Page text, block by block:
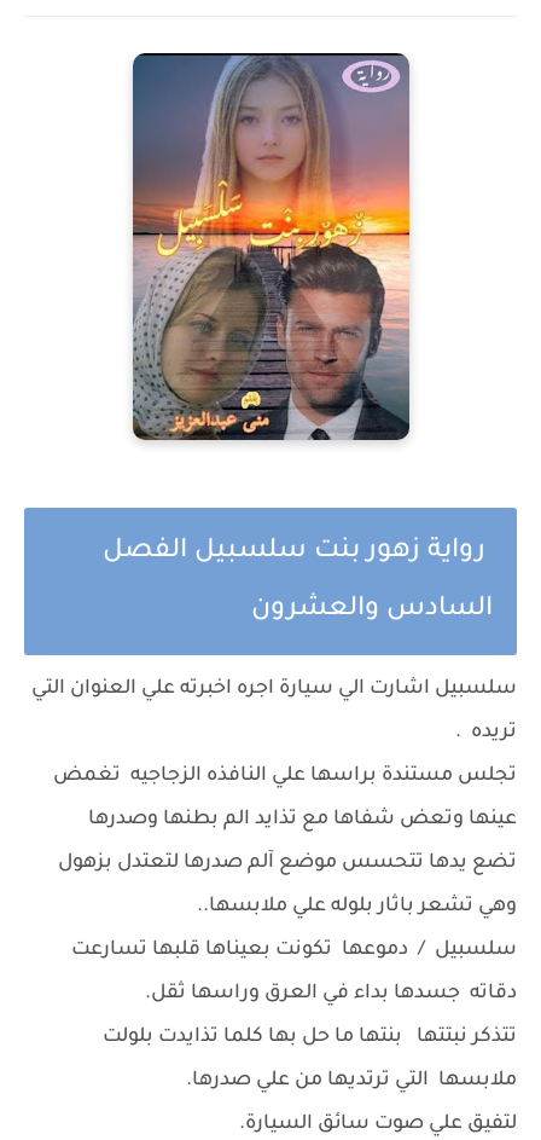
رواية زهور بنت سلسبيل الفصل
السادس والعشرون
سلسبيل اشارت الي سيارة اجره اخبرته علي العنوان التي
تريده .
تجلس مستندة براسها علي النافذه الزجاجيه تغمض
عينها وتعض شفاها مع تذايد الم بطنها وصدرها
تضع يدها تتحسس موضع آلم صدرها لتعتدل بزهول
وهي تشعر باثار بلوله علي ملابسها..
سلسبيل / دموعها تكونت بعيناها قلبها تسارعت
دقاته جسدها بداء في العرق وراسها ثقل.
تتذكر نبتتها بنتها ما حل بها كلما تذايدت بلولت
ملابسها التي ترتديها من علي صدرها.
لتفيق علي صوت سائق السيارة.